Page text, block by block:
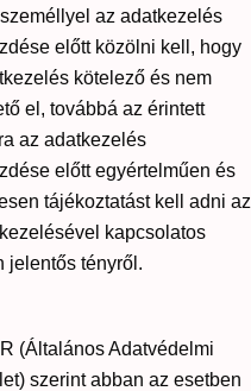
az adatkezelés
előtt közölni kell, hogy
kötelező és nem
el, továbbá az érintett
az adatkezelés
előtt egyértelműen és
tájékoztatást kell adni az
kapcsolatos
jelentős tényről.
(Általános Adatvédelmi
szerint abban az esetben